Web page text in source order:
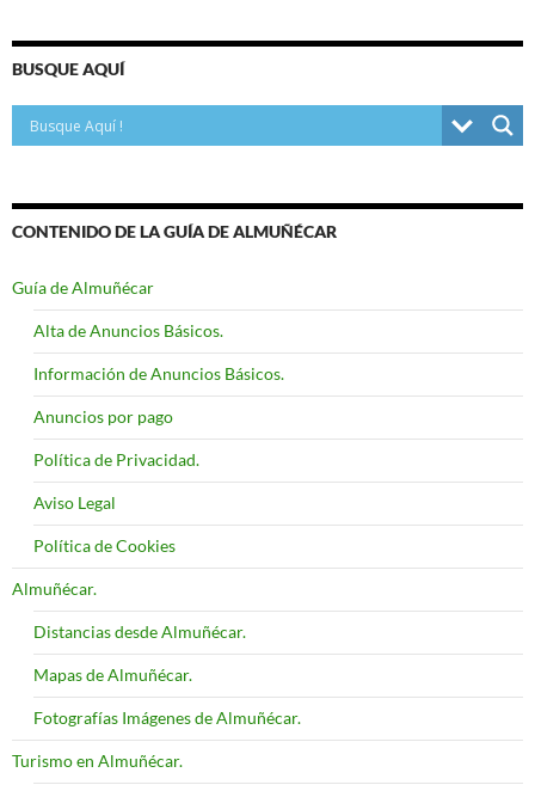
BUSQUE AQUÍ
CONTENIDO DE LA GUÍA DE ALMUÑÉCAR
Guía de Almuñécar
Alta de Anuncios Básicos.
Información de Anuncios Básicos.
Anuncios por pago
Política de Privacidad.
Aviso Legal
Política de Cookies
Almuñécar.
Distancias desde Almuñécar.
Mapas de Almuñécar.
Fotografías Imágenes de Almuñécar.
Turismo en Almuñécar.